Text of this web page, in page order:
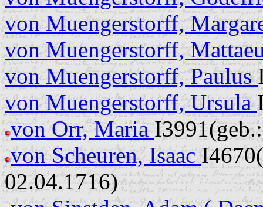
von Muengerstorff,
von Muengerstorff,
von Muengerstorff, Paulus
von Muengerstorff, Ursula
von Orr, Maria
von Scheuren, Isaac
02.04.1716)